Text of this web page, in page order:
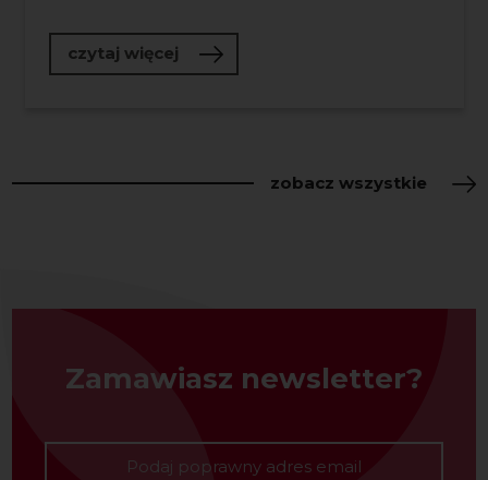
czytaj więcej o „Lider_ka zielonej kultury:
zobacz wszystkie
Zamawiasz newsletter?